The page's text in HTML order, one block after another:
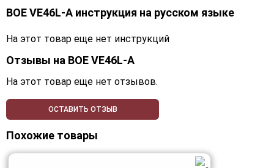
BOE VE46L-A инструкция на русском языке
На этот товар еще нет инструкций
Отзывы на BOE VE46L-A
На этот товар еще нет отзывов.
ОСТАВИТЬ ОТЗЫВ
Похожие товары